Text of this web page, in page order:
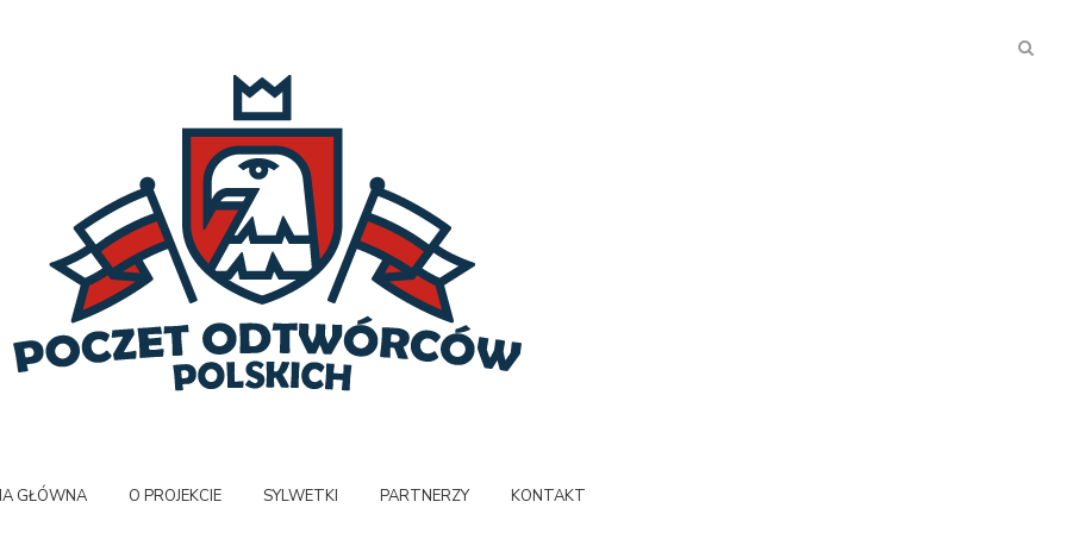
GŁÓWNA O PROJEKCIE SYLWETKI PARTNERZY KONTAKT